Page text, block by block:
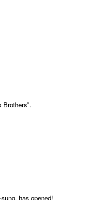
Brothers".
has opened!